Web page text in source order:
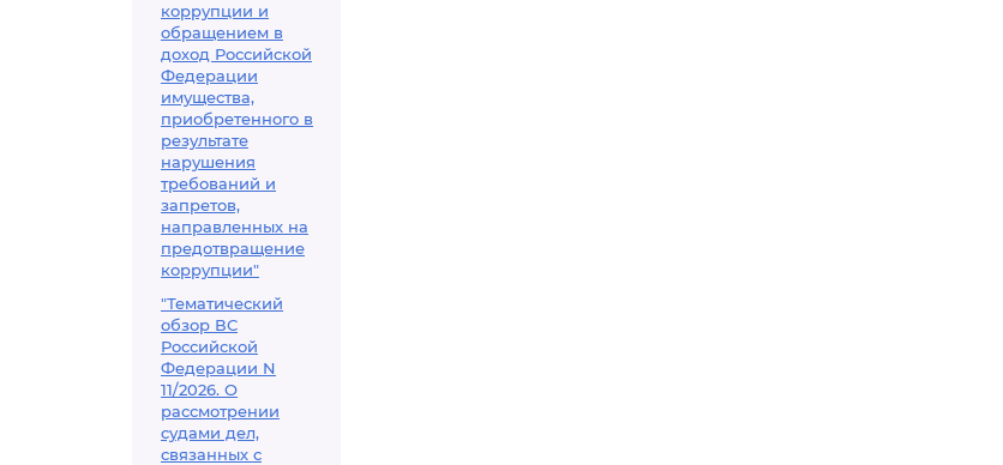
коррупции и
обращением в
доход Российской
Федерации
имущества,
приобретенного в
результате
нарушения
требований и
запретов,
направленных на
предотвращение
коррупции"
"Тематический
обзор ВС
Российской
Федерации N
11/2026. О
рассмотрении
судами дел,
связанных с